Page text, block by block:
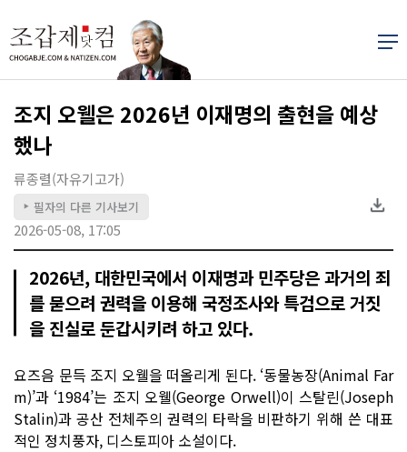
조지 오웰은 2026년 이재명의 출현을 예상
했나
류종렬(자유기고가)
▶ 필자의 다른 기사보기
2026-05-08, 17:05
2026년, 대한민국에서 이재명과 민주당은 과거의 죄
를 묻으려 권력을 이용해 국정조사와 특검으로 거짓
을 진실로 둔갑시키려 하고 있다.
요즈음 문득 조지 오웰을 떠올리게 된다. ‘동물농장(Animal Far
m)’과 ‘1984’는 조지 오웰(George Orwell)이 스탈린(Joseph
Stalin)과 공산 전체주의 권력의 타락을 비판하기 위해 쓴 대표
적인 정치풍자, 디스토피아 소설이다.